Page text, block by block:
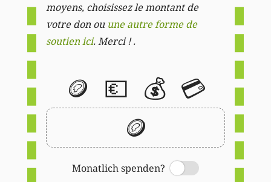
moyens, choisissez le montant de
votre don ou une autre forme de
soutien ici. Merci ! .
🪙 💶 💰 💳
🪙
Monatlich spenden?
Switch